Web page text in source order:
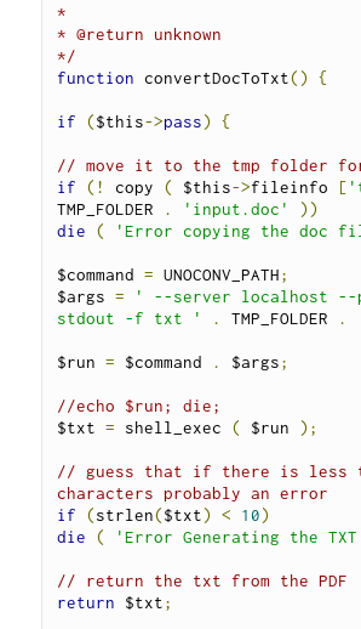
*
* @return unknown
*/
function convertDocToTxt() {
if ($this->pass) {
// move it to the tmp folder
if
(! copy ( $this->fileinfo [
TMP_FOLDER
. 'input.doc'
))
die
( 'Error copying the doc
$command = UNOCONV_PATH;
$args =
' --server localhost --
stdout -f txt '
. TMP_FOLDER .
$run = $command . $args;
//echo $run; die;
$txt = shell_exec ( $run );
// guess that if there is less
characters probably an error
if
(strlen($txt) < 10)
die
( 'Error Generating the
// return the txt from the PDF
return $txt;